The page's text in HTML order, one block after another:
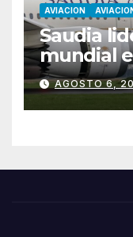
AVIACION
Saudia
mundial
Cirium
AGOSTO 6,